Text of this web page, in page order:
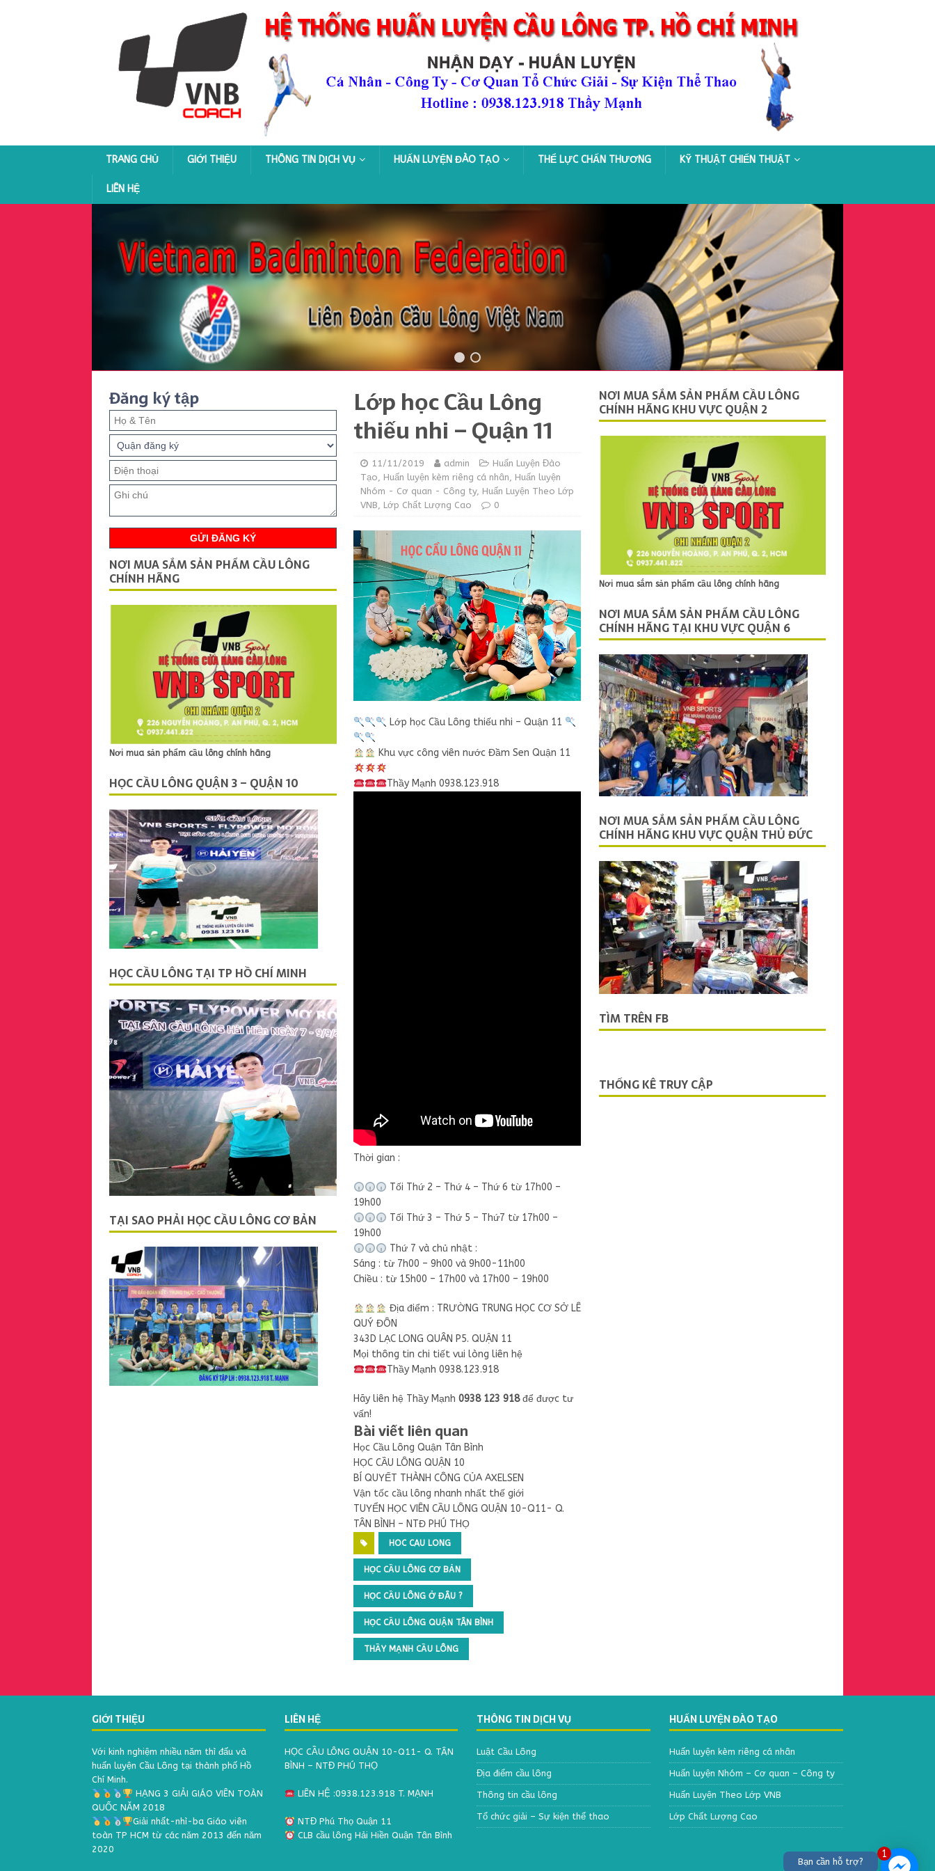
1
Bạn cần hỗ trợ?
TRANG CHỦ GIỚI THIỆU THÔNG TIN DỊCH VỤ HUẤN LUYỆN ĐÀO TẠO THỂ LỰC CHẤN THƯƠNG KỸ THUẬT CHIẾN THUẬT
LIÊN HỆ
Đăng ký tập
NƠI MUA SẮM SẢN PHẨM CẦU LÔNG
CHÍNH HÃNG
Nơi mua sản phẩm cầu lông chính hãng
HỌC CẦU LÔNG QUẬN 3 – QUẬN 10
HỌC CẦU LÔNG TẠI TP HỒ CHÍ MINH
TẠI SAO PHẢI HỌC CẦU LÔNG CƠ BẢN
Lớp học Cầu Lông
thiếu nhi – Quận 11
11/11/2019 admin
Huấn Luyện Đào
Tạo, Huấn luyện kèm riêng cá nhân, Huấn luyện
Nhóm - Cơ quan - Công ty, Huấn Luyện Theo Lớp
VNB, Lớp Chất Lượng Cao 0
Lớp học Cầu Lông thiếu nhi – Quận 11
Khu vực công viên nước Đầm Sen Quận 11
Thầy Mạnh 0938.123.918
Thời gian :
Tối Thứ 2 – Thứ 4 – Thứ 6 từ 17h00 –
19h00
Tối Thứ 3 – Thứ 5 – Thứ7 từ 17h00 –
19h00
Thứ 7 và chủ nhật :
Sáng : từ 7h00 – 9h00 và 9h00-11h00
Chiều : từ 15h00 – 17h00 và 17h00 – 19h00
Địa điểm : TRƯỜNG TRUNG HỌC CƠ SỞ LÊ
QUÝ ĐÔN
343D LẠC LONG QUÂN P5. QUẬN 11
Mọi thông tin chi tiết vui lòng liên hệ
Thầy Mạnh 0938.123.918
Hãy liên hệ Thầy Mạnh 0938 123 918để được tư
vấn!
Bài viết liên quan
Học Cầu Lông Quận Tân Bình
HỌC CẦU LÔNG QUẬN 10
BÍ QUYẾT THÀNH CÔNG CỦA AXELSEN
Vận tốc cầu lông nhanh nhất thế giới
TUYỂN HỌC VIÊN CẦU LÔNG QUẬN 10-Q11- Q.
TÂN BÌNH – NTĐ PHÚ THỌ
HOC CAU LONG
HỌC CẦU LÔNG CƠ BẢN
HỌC CẦU LÔNG Ở ĐÂU ?
HỌC CẦU LÔNG QUẬN TÂN BÌNH
THẦY MẠNH CẦU LÔNG
NƠI MUA SẮM SẢN PHẨM CẦU LÔNG
CHÍNH HÃNG KHU VỰC QUẬN 2
Nơi mua sắm sản phẩm cầu lông chính hãng
NƠI MUA SẮM SẢN PHẨM CẦU LÔNG
CHÍNH HÃNG TẠI KHU VỰC QUẬN 6
NƠI MUA SẮM SẢN PHẨM CẦU LÔNG
CHÍNH HÃNG KHU VỰC QUẬN THỦ ĐỨC
TÌM TRÊN FB
THỐNG KÊ TRUY CẬP
GIỚI THIỆU
Với kinh nghiệm nhiều năm thì đấu và
huấn luyện Cầu Lông tại thành phố Hồ
Chí Minh.
HẠNG 3 GIẢI GIÁO VIÊN TOÀN
QUỐC NĂM 2018
Giải nhất-nhì-ba Giáo viên
toàn TP HCM từ các năm 2013 đến năm
2020
LIÊN HỆ
HỌC CẦU LÔNG QUẬN 10-Q11- Q. TÂN
BÌNH – NTĐ PHÚ THỌ
LIÊN HỆ :0938.123.918 T. MẠNH
NTĐ Phú Thọ Quận 11
CLB cầu lông Hải Hiền Quận Tân Bình
THÔNG TIN DỊCH VỤ
Luật Cầu Lông
Địa điểm cầu lông
Thông tin cầu lông
Tổ chức giải – Sự kiện thể thao
HUẤN LUYỆN ĐÀO TẠO
Huấn luyện kèm riêng cá nhân
Huấn luyện Nhóm – Cơ quan – Công ty
Huấn Luyện Theo Lớp VNB
Lớp Chất Lượng Cao